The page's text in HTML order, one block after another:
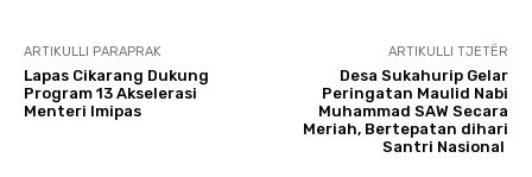
ARTIKULLI PARAPRAK
Lapas Cikarang Dukung
Program 13 Akselerasi
Menteri Imipas
ARTIKULLI TJETËR
Desa Sukahurip Gelar
Peringatan Maulid Nabi
Muhammad SAW Secara
Meriah, Bertepatan dihari
Santri Nasional